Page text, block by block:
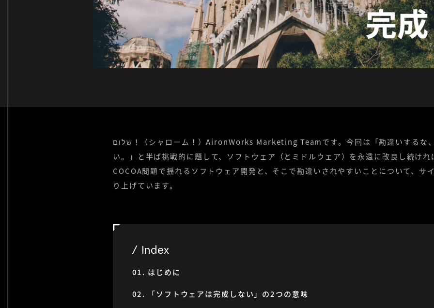
שלום！（シャローム！）AironWorks Marketing Teamです。今回は「勘違いするな、ソフトウェアは完成しな
い。」と半ば挑戦的に題して、ソフトウェア（とミドルウェア）を永遠に改良し続け
COCOA問題で揺れるソフトウェア開発と、そこで勘違いされやすいことについて、サ
り上げています。
Index
はじめに
「ソフトウェアは完成しない」の2つの意味